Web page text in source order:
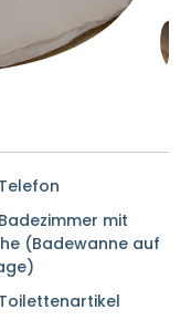
Telefon
Badezimmer mit
(Badewanne auf
Toilettenartikel